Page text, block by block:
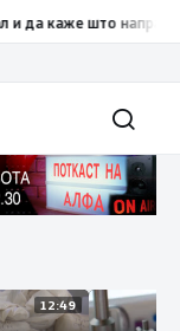
со лекции за
12:49